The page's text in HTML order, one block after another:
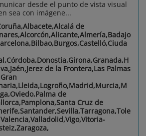
desde el punto de vista visual
sea con imágene...
de
de la Frontera,Las Palmas
de
Cruz de